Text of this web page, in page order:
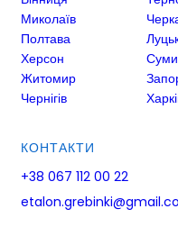
Миколаїв
Полтава
Херсон
Житомир
Чернігів
Суми
КОНТАКТИ
+38 067 112 00 22